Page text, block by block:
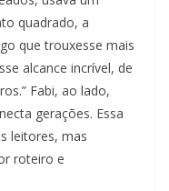
quadrado, a
que trouxesse mais
alcance incrível, de
Fabi, ao lado,
gerações. Essa
leitores, mas
roteiro e